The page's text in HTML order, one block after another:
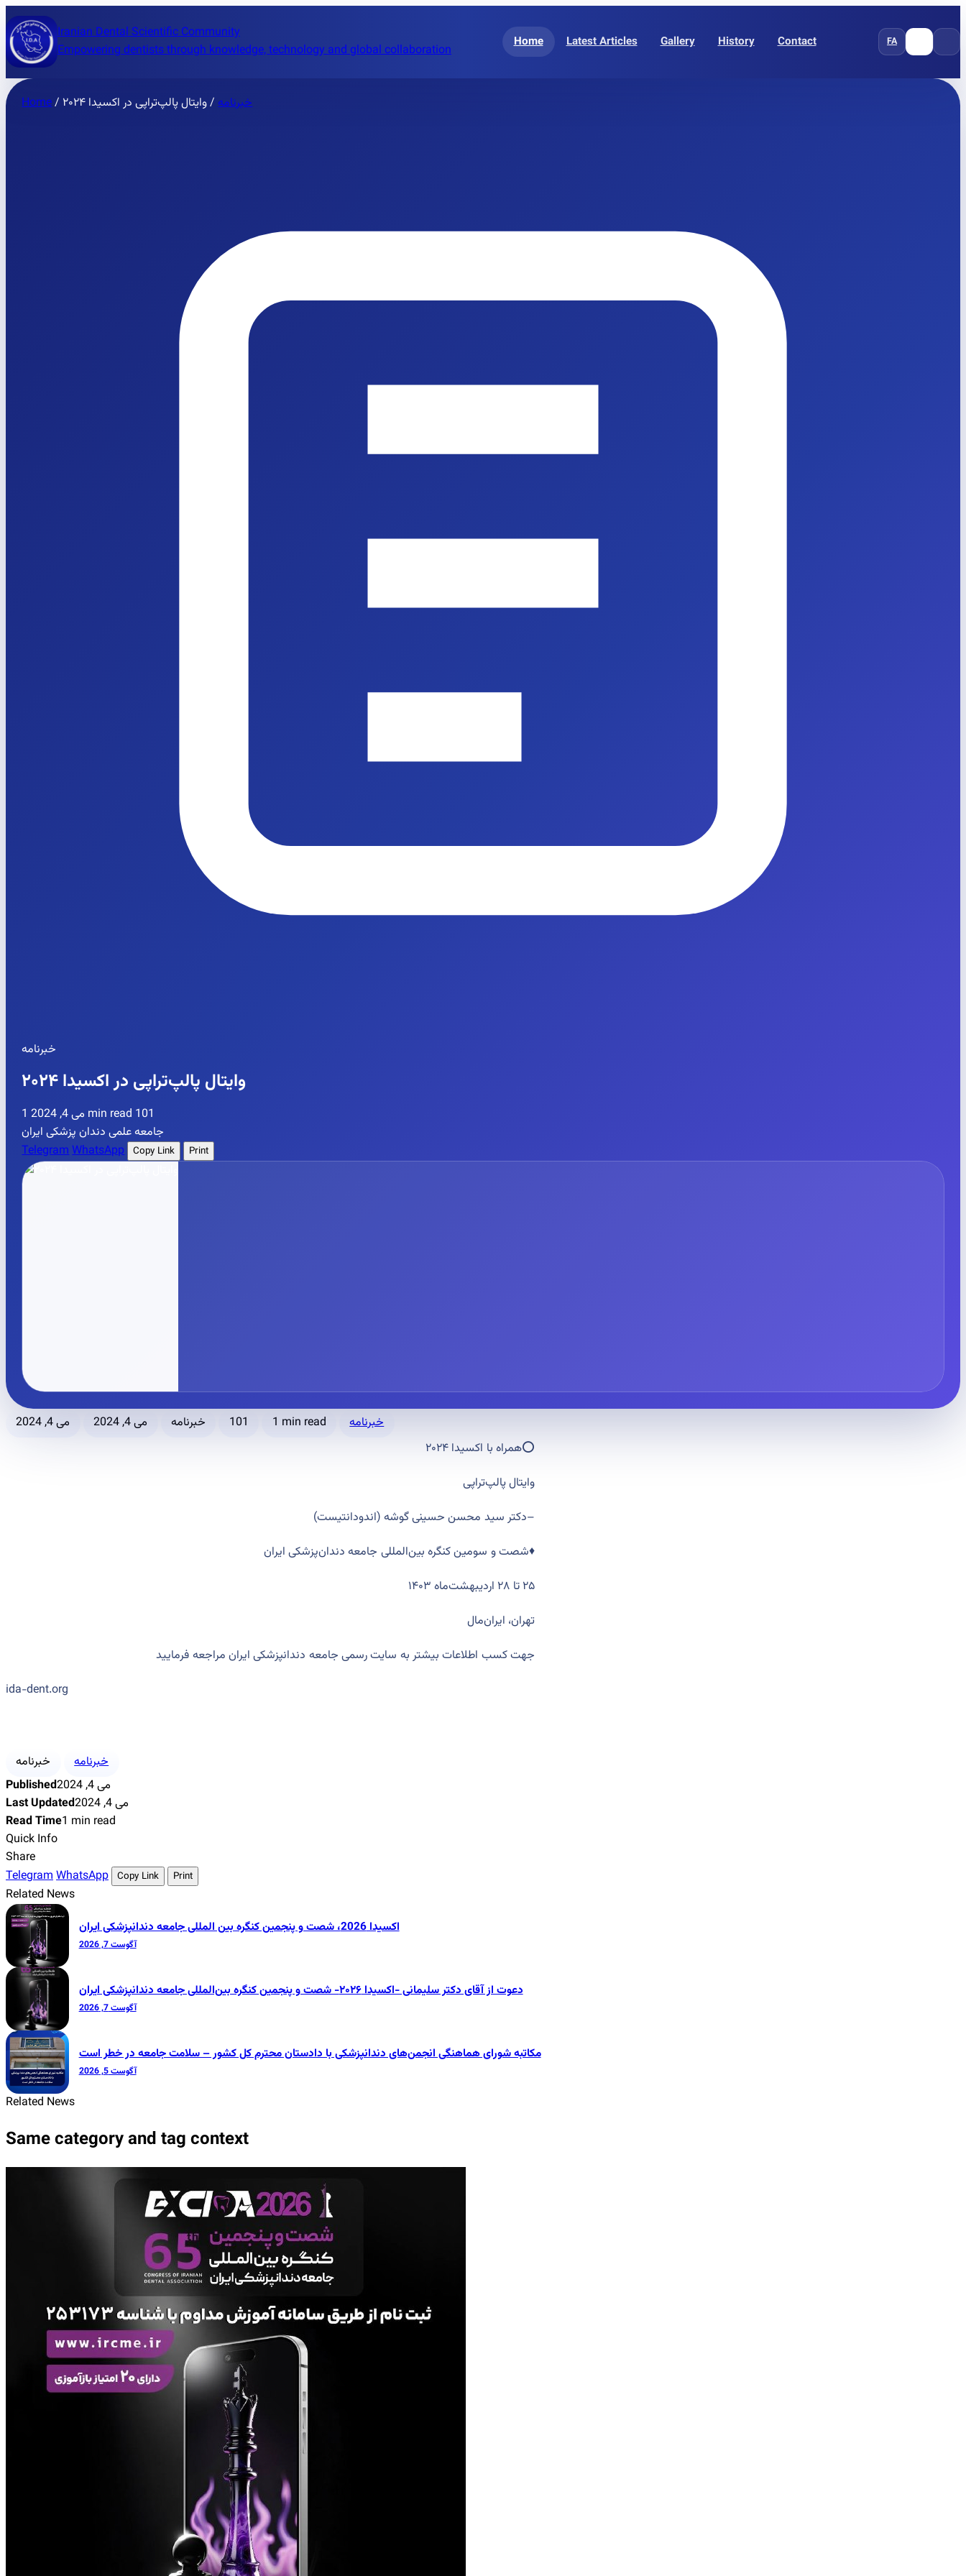
Iranian Dental Scientific Community
Empowering dentists through knowledge, technology and global collaboration
Home Latest Articles Gallery History Contact FA
Home/ خبرنامه /وایتال پالپ‌تراپی در اکسیدا ۲۰۲۴
خبرنامه
وایتال پالپ‌تراپی در اکسیدا ۲۰۲۴
می 4, 2024 1 min read 101
جامعه علمی دندان پزشکی ایران
TelegramWhatsApp Copy Link Print
می 4, 2024 می 4, 2024 خبرنامه 101 1 min read
خبرنامه
⭕️همراه با اکسیدا ۲۰۲۴
وایتال پالپ‌تراپی
–دکتر ‌سید محسن حسینی گوشه (‌اندودانتیست)
♦️شصت و سومین کنگره‌ بین‌المللی جامعه دندان‌پزشکی ایران
۲۵ تا ۲۸ اردیبهشت‌ماه ۱۴۰۳
تهران، ایران‌مال
جهت کسب اطلاعات بیشتر به سایت رسمی جامعه دندانپزشکی ایران مراجعه فرمایید
ida-dent.org
خبرنامه
خبرنامه
Published
می 4, 2024
Last Updated
می 4, 2024
Read Time1 min read
Quick Info
Share
TelegramWhatsApp Copy Link Print
Related News
اکسیدا 2026، شصت و پنجمین کنگره بین المللی جامعه دندانپزشکی ایران
آگوست 7, 2026
دعوت از آقای دکتر سلیمانی -اکسیدا ۲۰۲۶- شصت و پنجمین کنگره بین‌المللی جامعه دندانپزشکی ایران
آگوست 7, 2026
مکاتبه شورای هماهنگی انجمن‌های دندانپزشکی با دادستان محترم کل کشور – سلامت جامعه در خطر است
آگوست 5, 2026
Related News
Same category and tag context